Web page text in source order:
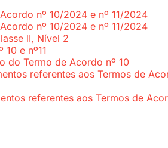
nº 10/2024 e nº 11/2024
nº 10/2024 e nº 11/2024
II, Nível 2
e nº11
do Termo de Acordo nº 10
referentes aos Termos de
referentes aos Termos de